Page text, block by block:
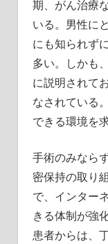
期、がん治療
いる。男性に
にも知られず
多い。しかも
に説明されて
なされている
できる環境を
手術のみなら
密保持の取り
で、インター
きる体制が強
患者からは、